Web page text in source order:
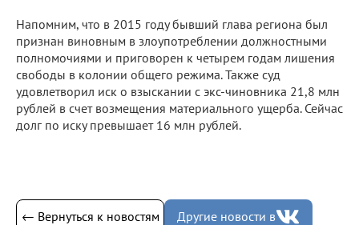
Напомним, что в 2015 году бывший глава региона был
признан виновным в злоупотреблении должностными
полномочиями и приговорен к четырем годам лишения
свободы в колонии общего режима. Также суд
удовлетворил иск о взыскании с экс-чиновника 21,8 млн
рублей в счет возмещения материального ущерба. Сейчас
долг по иску превышает 16 млн рублей.
← Вернуться к новостям Другие новости в